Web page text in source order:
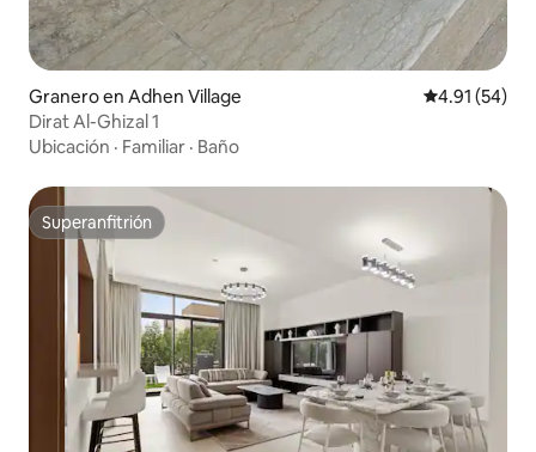
Granero en Adhen Village Calificación
4.91 (54)
Dirat Al-Ghizal 1
Ubicación · Familiar · Baño
Superanfitrión
Superanfitrión